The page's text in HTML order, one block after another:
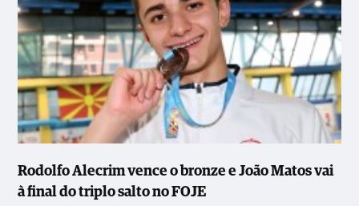
Rodolfo Alecrim vence o bronze e João Matos vai
à final do triplo salto no FOJE